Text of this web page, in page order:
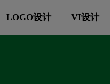
LOGO设计 VI设计